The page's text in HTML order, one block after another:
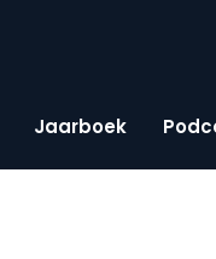
Jaarboek